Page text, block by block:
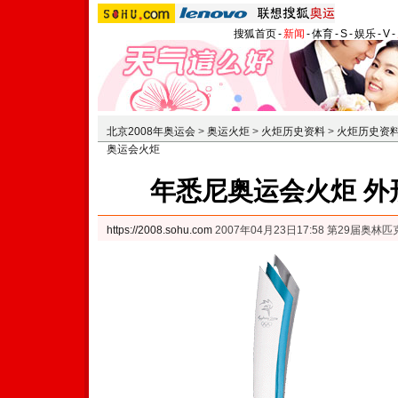
搜狐首页-新闻 -体育-S-娱乐-V-
北京2008年奥运会 > 奥运火炬 > 火炬历史资料 > 火炬历史资
奥运会火炬
年悉尼奥运会火炬
https://2008.sohu.com 2007年04月23日17:58 第29届奥林匹